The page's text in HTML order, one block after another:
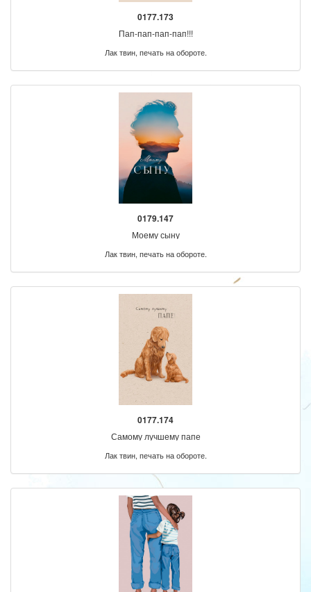
0177.173
Пап-пап-пап-пап!!!
Лак твин, печать на обороте.
0179.147
Моему сыну
Лак твин, печать на обороте.
0177.174
Самому лучшему папе
Лак твин, печать на обороте.